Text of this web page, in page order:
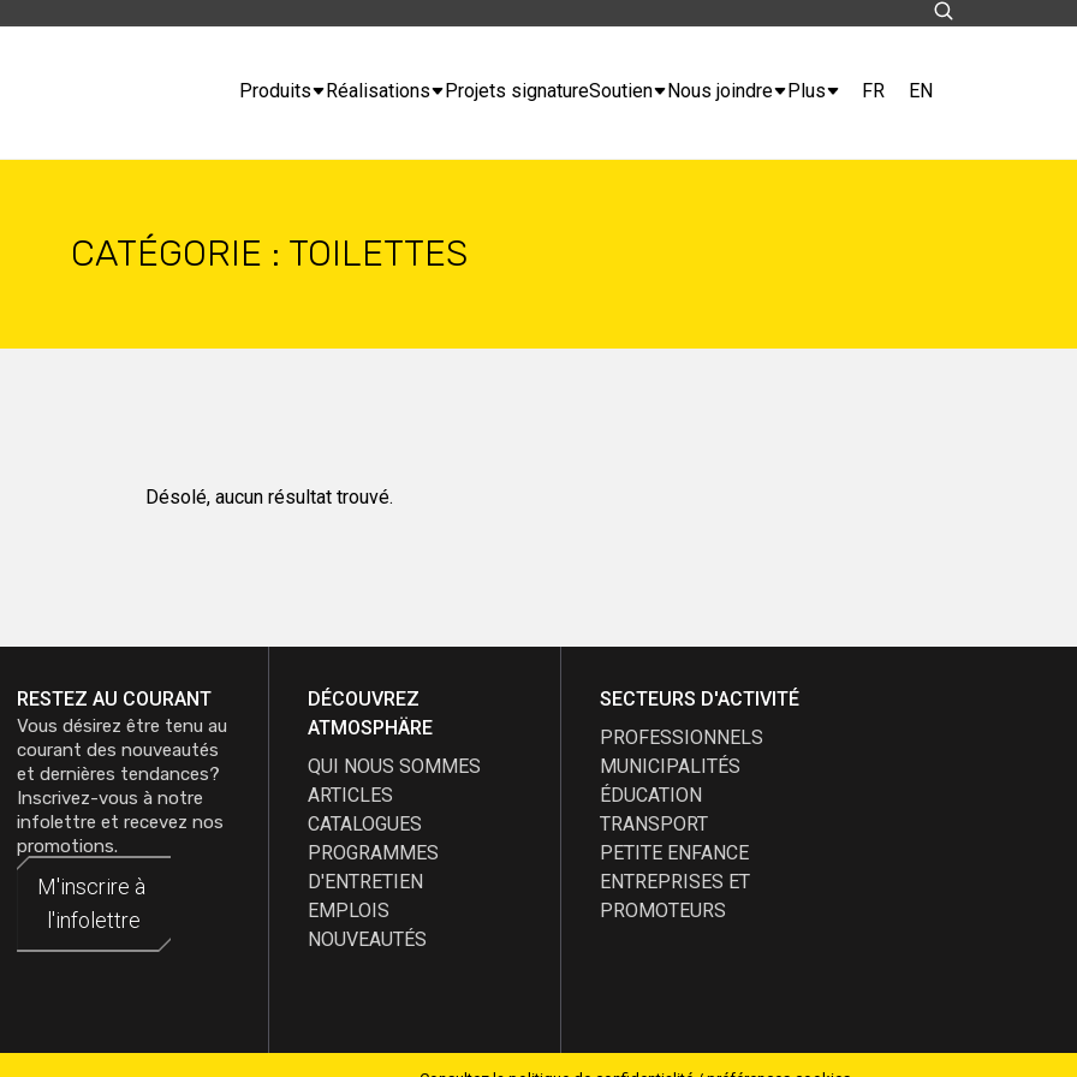
Produits Réalisations Projets signatureSoutien Nous joindre Plus FR EN
CATÉGORIE : TOILETTES
Désolé, aucun résultat trouvé.
RESTEZ AU COURANT
Vous désirez être tenu au
courant des nouveautés
et dernières tendances?
Inscrivez-vous à notre
infolettre et recevez nos
promotions.
M'inscrire à
l'infolettre
M'inscrire à
l'infolettre
DÉCOUVREZ
ATMOSPHÄRE
QUI NOUS SOMMES
ARTICLES
CATALOGUES
PROGRAMMES
D'ENTRETIEN
EMPLOIS
NOUVEAUTÉS
SECTEURS D'ACTIVITÉ
PROFESSIONNELS
MUNICIPALITÉS
ÉDUCATION
TRANSPORT
PETITE ENFANCE
ENTREPRISES ET
PROMOTEURS